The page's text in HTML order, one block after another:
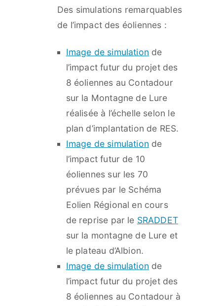
Des simulations remarquables
de l’impact des éoliennes :
Image de simulation de
l’impact futur du projet des
8 éoliennes au Contadour
sur la Montagne de Lure
réalisée à l’échelle selon le
plan d’implantation de RES.
Image de simulation de
l’impact futur de 10
éoliennes sur les 70
prévues par le Schéma
Eolien Régional en cours
de reprise par le SRADDET
sur la montagne de Lure et
le plateau d’Albion.
Image de simulation de
l’impact futur du projet des
8 éoliennes au Contadour à